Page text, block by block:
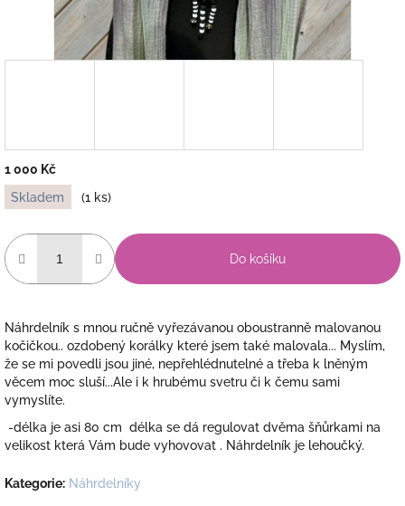
1 000 Kč
Měrná
cena:
Skladem (1 ks)
Do košíku
Náhrdelník s mnou ručně vyřezávanou oboustranně malovanou
kočičkou.. ozdobený korálky které jsem také malovala... Myslím,
že se mi povedli jsou jiné, nepřehlédnutelné a třeba k lněným
věcem moc sluší...Ale i k hrubému svetru či k čemu sami
vymyslíte.
-délka je asi 80 cm délka se dá regulovat dvěma šňůrkami na
velikost která Vám bude vyhovovat . Náhrdelník je lehoučký.
Kategorie: Náhrdelníky